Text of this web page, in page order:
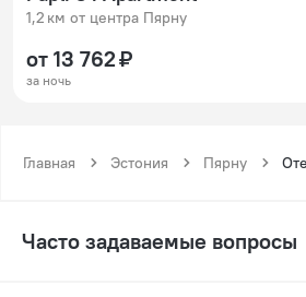
1,2 км от центра Пярну
от 13 762 ₽
за ночь
Главная Эстония Пярну
Часто задаваемые вопросы